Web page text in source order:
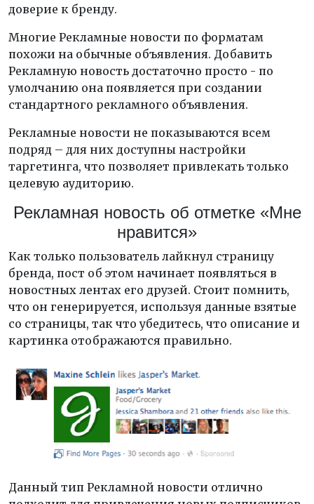
доверие к бренду.
Многие Рекламные новости по форматам
похожи на обычные объявления. Добавить
Рекламную новость достаточно просто - по
умолчанию она появляется при создании
стандартного рекламного объявления.
Рекламные новости не показываются всем
подряд – для них доступны настройки
таргетинга, что позволяет привлекать только
целевую аудиторию.
Рекламная новость об отметке «Мне
нравится»
Как только пользователь лайкнул страницу
бренда, пост об этом начинает появляться в
новостных лентах его друзей. Стоит помнить,
что он генерируется, используя данные взятые
со страницы, так что убедитесь, что описание и
картинка отображаются правильно.
Данный тип Рекламной новости отлично